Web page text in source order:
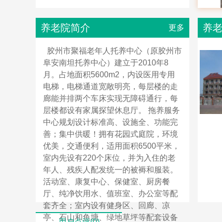
养老院简介 更多
胶州市聚福老年人托养中心（原胶州市
阜安南坦托养中心）建立于2010年8
月。占地面积5600m2，内设医用专用
电梯，电梯通道宽敞明亮，每层楼的走
廊能并排两个车床实现无障碍通行，每
层楼都设有家属探望休息厅。 拖养服务
中心规划设计标准高、设施全、功能完
善；集中供暖！拥有花园式庭院，环境
优美，交通便利，适用面积6500平米，
室内先设有220个床位，并为入住的老
年人、残疾人配发统一的被褥和服装。
活动室、康复中心、保健室、厨房餐
厅、纯净饮用水、值班室、办公室等配
套齐全；室内设有健身区、回廊、凉
亭、石山和鱼塘、绿地草坪等配套设备
养